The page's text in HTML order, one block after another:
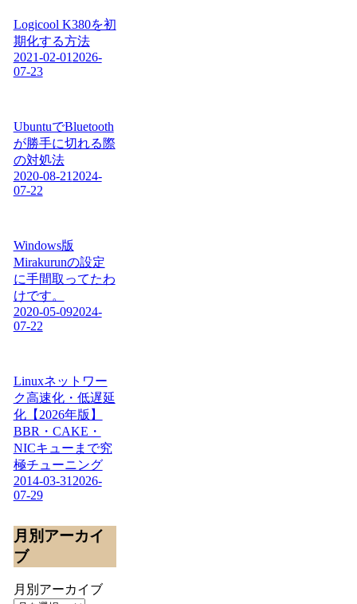
Logicool K380を初
期化する方法
2021-02-01 2026-
07-23
UbuntuでBluetooth
が勝手に切れる際
の対処法
2020-08-21 2024-
07-22
Windows版
Mirakurunの設定
に手間取ってたわ
けです。
2020-05-092024-
07-22
Linuxネットワー
ク高速化・低遅延
化【2026年版】
BBR・CAKE・
NICキューまで究
極チューニング
2014-03-31 2026-
07-29
月別アーカイ
ブ
月別アーカイブ